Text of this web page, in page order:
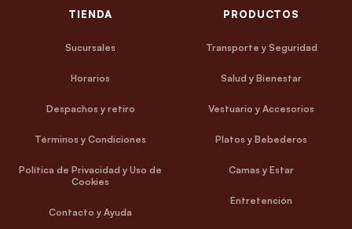
TIENDA
Sucursales
Horarios
Despachos y retiro
Términos y Condiciones
Política de Privacidad y Uso de
Cookies
Contacto y Ayuda
PRODUCTOS
Transporte y Seguridad
Salud y Bienestar
Vestuario y Accesorios
Platos y Bebederos
Camas y Estar
Entretención